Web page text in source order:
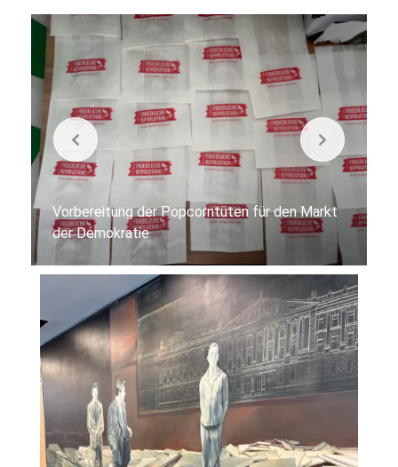
Vorbereitung der Popcorntüten für den Markt
der Demokratie